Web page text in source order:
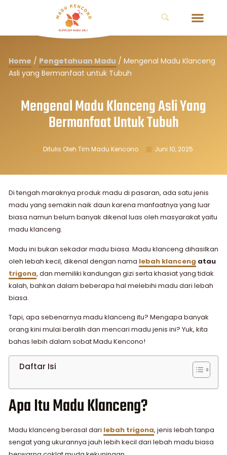
Home / Pengetahuan Madu / Mengenal Madu Klanceng
Asli yang Bermanfaat untuk Tubuh
Mengenal Madu Klanceng Asli Yang
Bermanfaat Untuk Tubuh
Ditulis Oleh Tim Madu Kencono Juni 10, 2025
Di tengah maraknya produk madu di pasaran, ada satu jenis
madu yang semakin naik daun karena manfaatnya yang luar
biasa namun belum banyak dikenal luas oleh masyarakat yaitu
madu klanceng.
Madu ini bukan sekadar madu biasa. Madu klanceng dihasilkan
oleh lebah kecil, dikenal dengan nama lebah klanceng atau
trigona, dan memiliki kandungan gizi serta khasiat yang tidak
kalah, bahkan dalam beberapa hal melebihi madu dari lebah
biasa.
Tapi, apa sebenarnya madu klanceng itu? Mengapa banyak
orang kini mulai beralih dan mencari madu jenis ini? Yuk, kita
bahas lebih dalam sobat Madu Kencono!
Daftar Isi
Apa Itu Madu Klanceng?
Madu klanceng berasal dari lebah trigona, jenis lebah tanpa
sengat yang ukurannya jauh lebih kecil dari lebah madu biasa